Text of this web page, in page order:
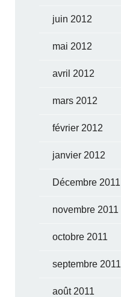
juin 2012
mai 2012
avril 2012
mars 2012
février 2012
janvier 2012
Décembre 2011
novembre 2011
octobre 2011
septembre 2011
août 2011